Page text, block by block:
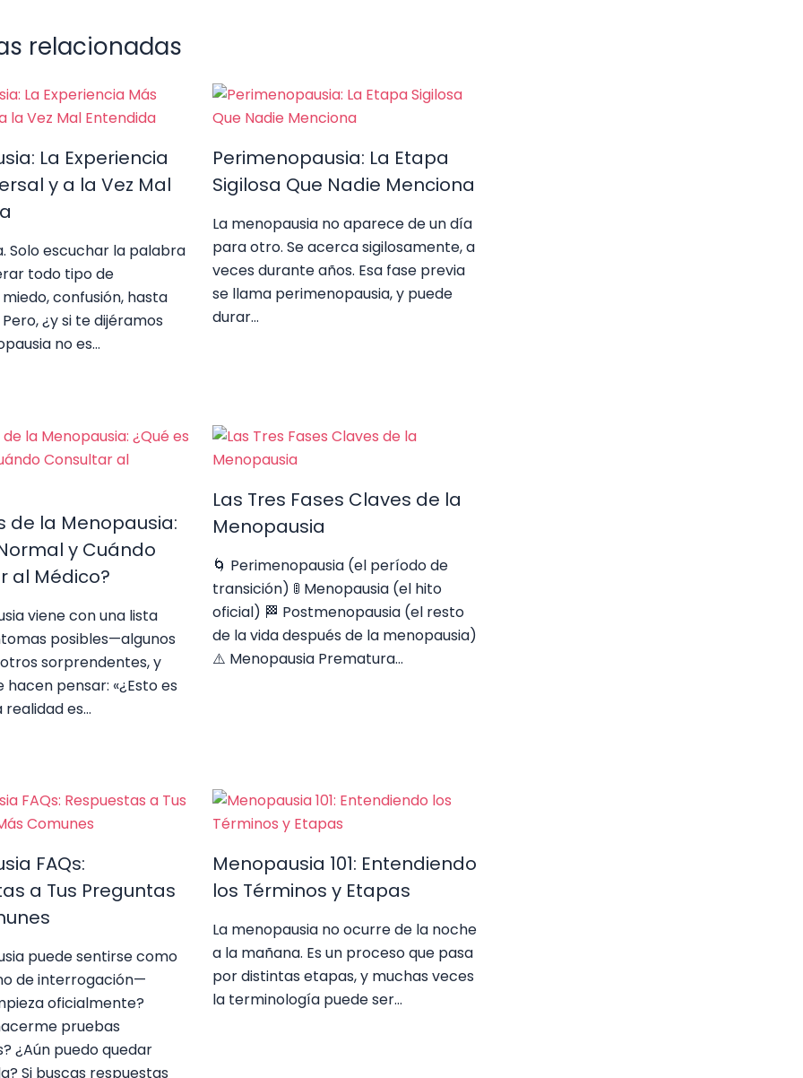
relacionadas
La Experiencia
y a la Vez Mal
Solo escuchar la palabra
todo tipo de
confusión, hasta
¿y si te dijéramos
no es…
Perimenopausia: La Etapa
Sigilosa Que Nadie Menciona
La menopausia no aparece de un día
para otro. Se acerca sigilosamente, a
veces durante años. Esa fase previa
se llama perimenopausia, y puede
durar…
de la Menopausia:
y Cuándo
al Médico?
viene con una lista
posibles—algunos
sorprendentes, y
pensar: «¿Esto es
realidad es…
Las Tres Fases Claves de la
Menopausia
🌀 Perimenopausia (el período de
transición) 🚦 Menopausia (el hito
oficial) 🏁 Postmenopausia (el resto
de la vida después de la menopausia)
⚠️ Menopausia Prematura…
FAQs:
a Tus Preguntas
puede sentirse como
de interrogación—
oficialmente?
pruebas
¿Aún puedo quedar
Si buscas respuestas
Menopausia 101: Entendiendo
los Términos y Etapas
La menopausia no ocurre de la noche
a la mañana. Es un proceso que pasa
por distintas etapas, y muchas veces
la terminología puede ser…